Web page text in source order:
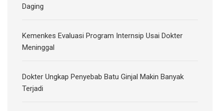
Daging
Kemenkes Evaluasi Program Internsip Usai Dokter
Meninggal
Dokter Ungkap Penyebab Batu Ginjal Makin Banyak
Terjadi